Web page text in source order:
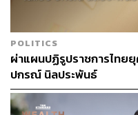
โลกแห่ง AI คือส่วนห
อนาคต เสมือนกับภา
กันสมัยเด็กๆ แต่โล
ความเป็นจริง Gen
เทคโนโลยีขั้นสูง, AI
POLITICS
ผ่าแผนปฏิรูปราชการไทยยุ
ปกรณ์ นิลประพันธ์